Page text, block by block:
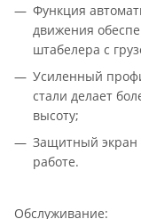
Функция
движения
штабелера с
Усиленный
стали делает
высоту;
Защитный экран
работе.
Обслуживание: